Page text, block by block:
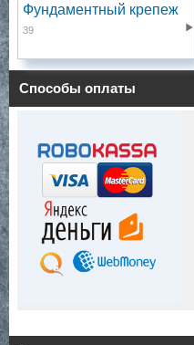
Фундаментный крепеж
39
Способы оплаты